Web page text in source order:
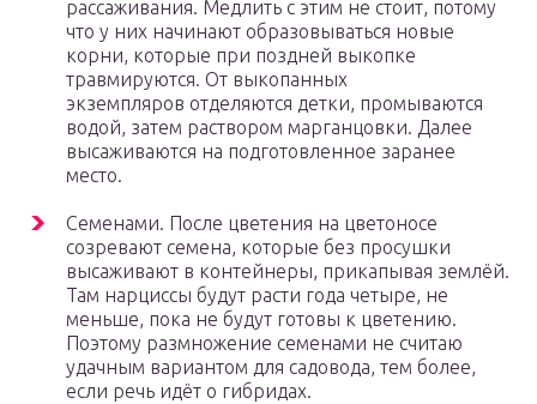
рассаживания. Медлить с этим не стоит, потому
что у них начинают образовываться новые
корни, которые при поздней выкопке
травмируются. От выкопанных
экземпляров отделяются детки, промываются
водой, затем раствором марганцовки. Далее
высаживаются на подготовленное заранее
место.
Семенами. После цветения на цветоносе
созревают семена, которые без просушки
высаживают в контейнеры, прикапывая землёй.
Там нарциссы будут расти года четыре, не
меньше, пока не будут готовы к цветению.
Поэтому размножение семенами не считаю
удачным вариантом для садовода, тем более,
если речь идёт о гибридах.